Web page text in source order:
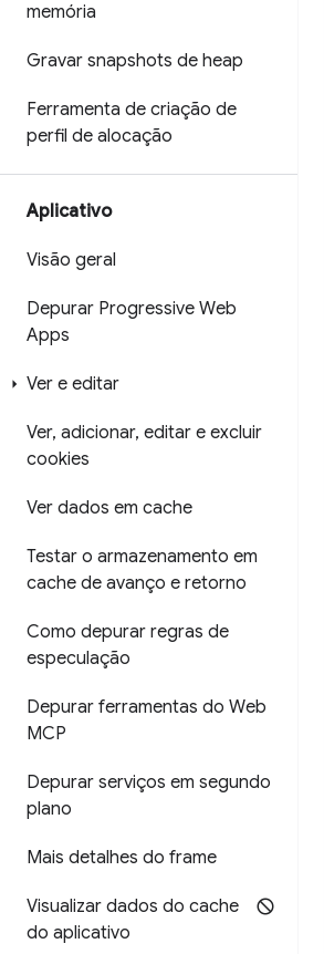
memória
Gravar snapshots de heap
Ferramenta de criação de
perfil de alocação
Aplicativo
Visão geral
Depurar Progressive Web
Apps
Ver e editar
Ver, adicionar, editar e excluir
cookies
Ver dados em cache
Testar o armazenamento em
cache de avanço e retorno
Como depurar regras de
especulação
Depurar ferramentas do Web
MCP
Depurar serviços em segundo
plano
Mais detalhes do frame
Visualizar dados do cache
do aplicativo